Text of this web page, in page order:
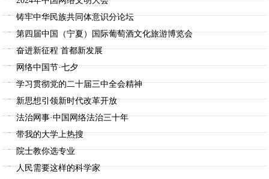
铸牢中华民族共同体意识分论坛
第四届中国（宁夏）国际葡萄酒文化旅游博览会
奋进新征程 首都新发展
网络中国节·七夕
学习贯彻党的二十届三中全会精神
新思想引领新时代改革开放
法治网事·中国网络法治三十年
带我的大学上热搜
院士教你选专业
人民需要这样的科学家